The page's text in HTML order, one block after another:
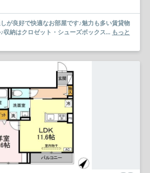
が良好で快適なお部屋です♪魅力も多い賃貸物
収納はクロゼット・シューズボックス... もっと